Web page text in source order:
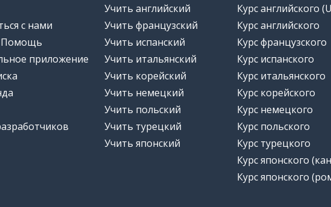
с нами
Помощь
приложение
Учить английский
Учить французский
Учить испанский
Учить итальянский
Учить корейский
Учить немецкий
Учить польский
Учить турецкий
Учить японский
Курс английского
Курс английского
Курс французского
Курс испанского
Курс итальянского
Курс корейского
Курс немецкого
Курс польского
Курс турецкого
Курс японского
Курс японского